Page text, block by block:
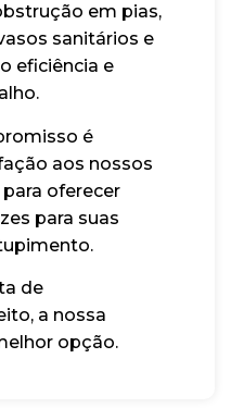
em pias,
sanitários e
eficiência e
é
aos nossos
oferecer
para suas
de
a nossa
opção.